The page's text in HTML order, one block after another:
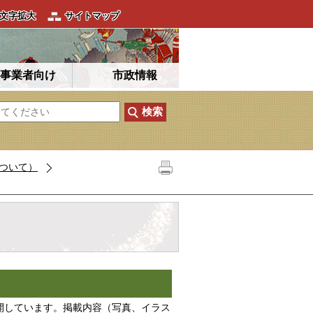
文字拡大 サイトマップ
事業者向け 市政情報
いて）
ています。掲載内容（写真、イラス